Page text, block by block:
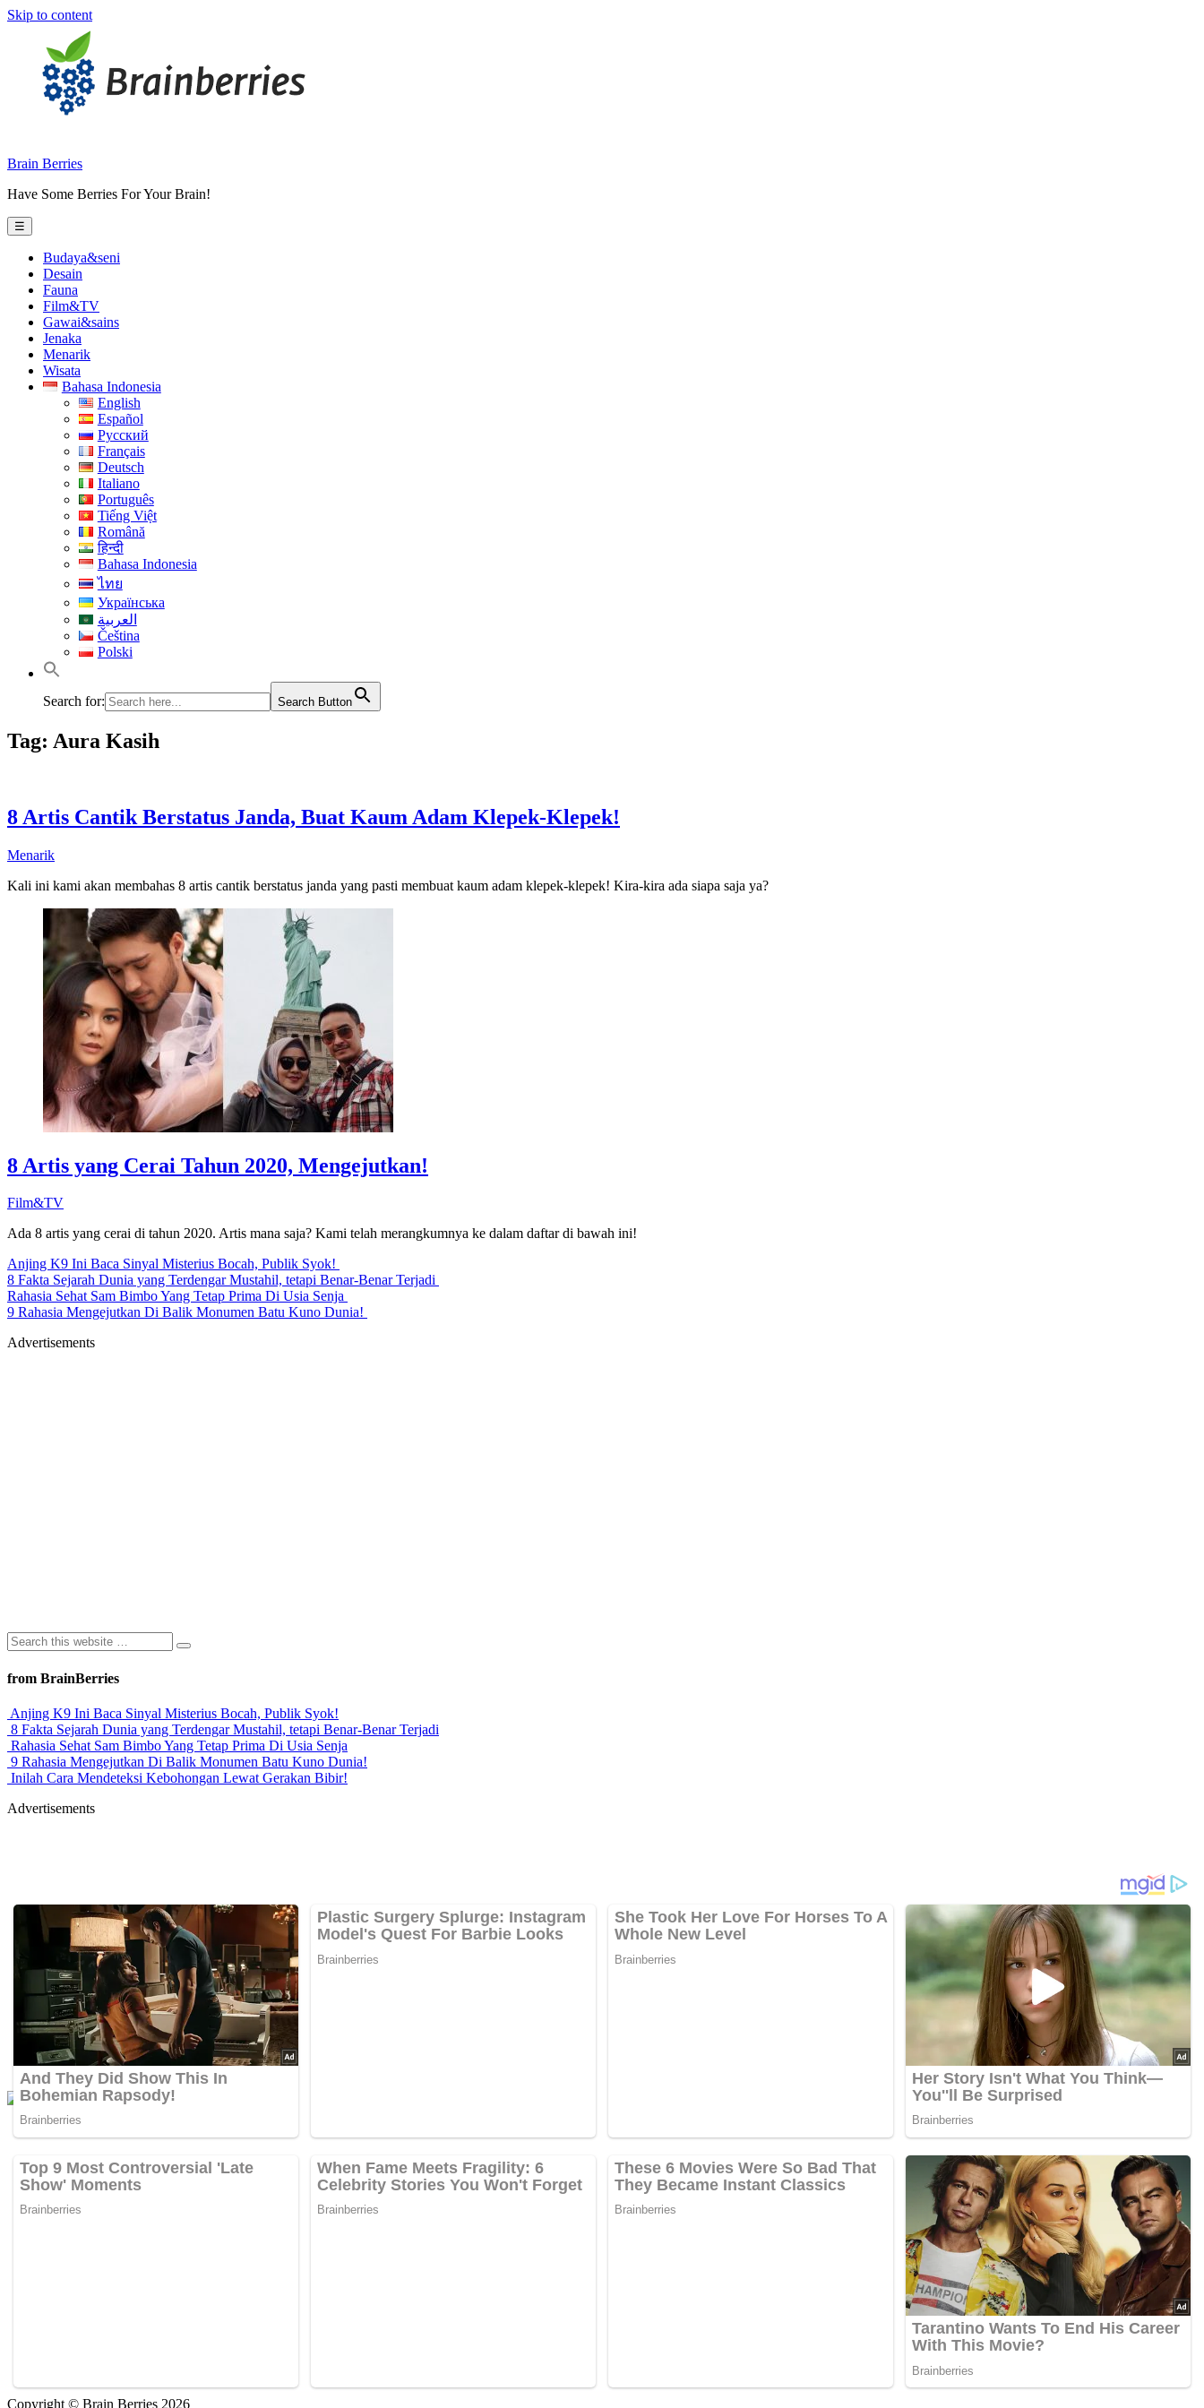
Skip to content
Brain Berries
Have Some Berries For Your Brain!
☰
Budaya&seni
Desain
Fauna
Film&TV
Gawai&sains
Jenaka
Menarik
Wisata
Bahasa Indonesia
English
Español
Русский
Français
Deutsch
Italiano
Português
Tiếng Việt
Română
हिन्दी
Bahasa Indonesia
ไทย
Українська
العربية
Čeština
Polski
Search for: Search Button
Tag: Aura Kasih
8 Artis Cantik Berstatus Janda, Buat Kaum Adam Klepek-Klepek!
Menarik
Kali ini kami akan membahas 8 artis cantik berstatus janda yang pasti membuat kaum adam klepek-klepek! Kira-kira ada siapa saja ya?
8 Artis yang Cerai Tahun 2020, Mengejutkan!
Film&TV
Ada 8 artis yang cerai di tahun 2020. Artis mana saja? Kami telah merangkumnya ke dalam daftar di bawah ini!
Anjing K9 Ini Baca Sinyal Misterius Bocah, Publik Syok!
8 Fakta Sejarah Dunia yang Terdengar Mustahil, tetapi Benar-Benar Terjadi
Rahasia Sehat Sam Bimbo Yang Tetap Prima Di Usia Senja
9 Rahasia Mengejutkan Di Balik Monumen Batu Kuno Dunia!
Advertisements
from BrainBerries
Anjing K9 Ini Baca Sinyal Misterius Bocah, Publik Syok!
8 Fakta Sejarah Dunia yang Terdengar Mustahil, tetapi Benar-Benar Terjadi
Rahasia Sehat Sam Bimbo Yang Tetap Prima Di Usia Senja
9 Rahasia Mengejutkan Di Balik Monumen Batu Kuno Dunia!
Inilah Cara Mendeteksi Kebohongan Lewat Gerakan Bibir!
Advertisements
Copyright © Brain Berries 2026